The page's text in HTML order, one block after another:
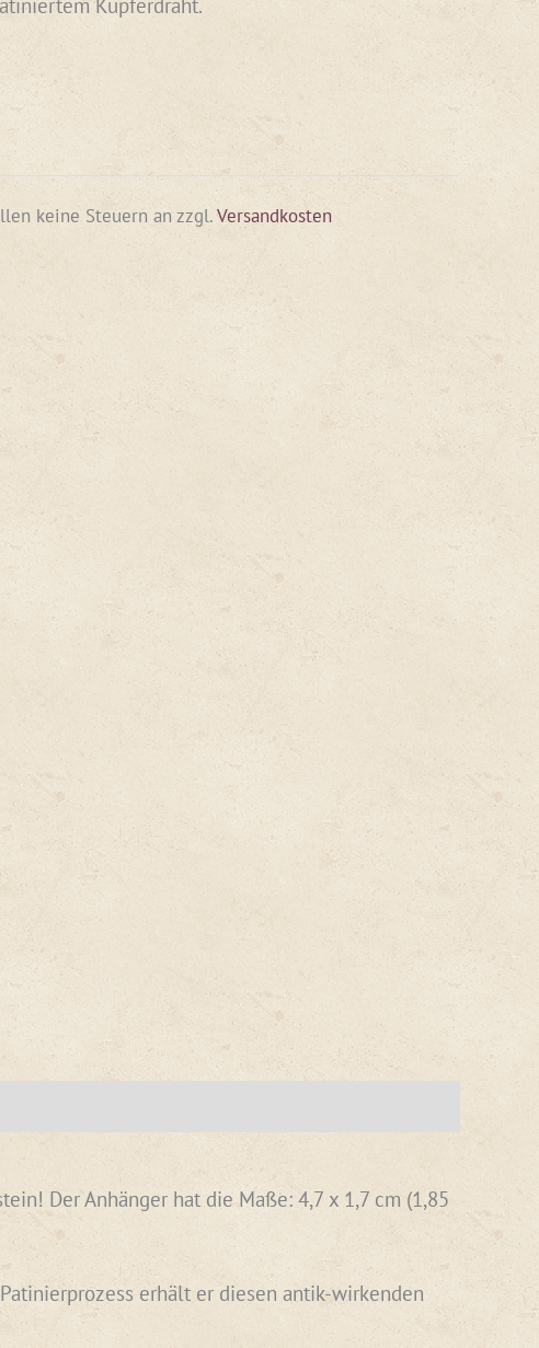
keine Steuern an zzgl.Versandkosten
Der Anhänger hat die Maße: 4,7 x 1,7 cm (1,85
erhält er diesen antik-wirkenden